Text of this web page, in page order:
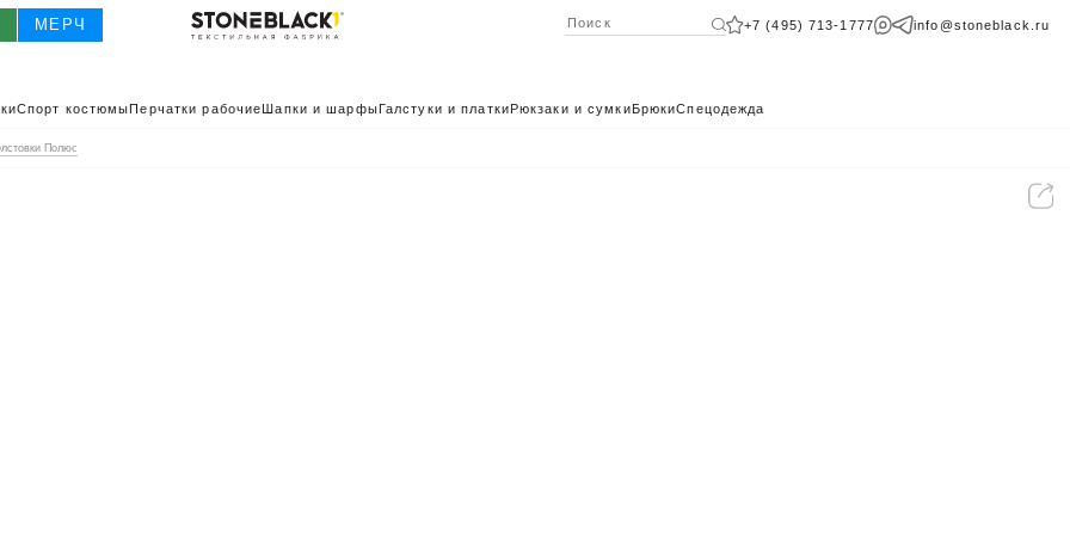
МЕРЧ +7 (495) 713-1777 info@stoneblack.ru
Спорт костюмыПерчатки рабочиеШапки и шарфыГалстуки и платкиРюкзаки и сумкиБрюкиСпецодежда
Полюс